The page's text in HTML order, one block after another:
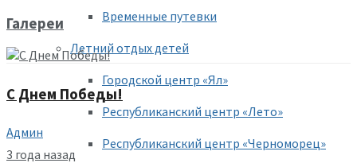
Временные путевки
Летний отдых детей
Городской центр «Ял»
Республиканский центр «Лето»
Республиканский центр «Черноморец»
Галереи
С Днем Победы!
Админ
3 года назад